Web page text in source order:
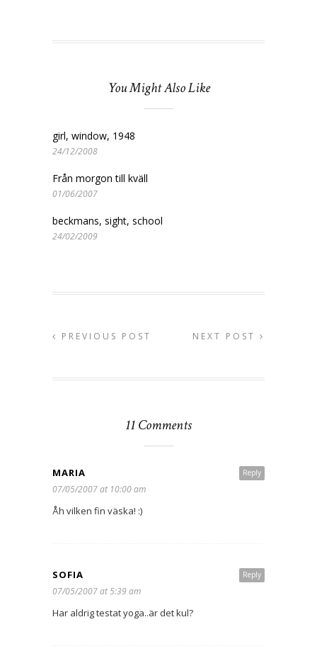
You Might Also Like
girl, window, 1948
24/12/2008
Från morgon till kväll
01/06/2007
beckmans, sight, school
24/02/2009
PREVIOUS POST NEXT POST
11 Comments
Reply
MARIA
07/05/2007 at 10:00 am
Åh vilken fin väska! :)
Reply
SOFIA
07/05/2007 at 5:39 am
Har aldrig testat yoga..är det kul?